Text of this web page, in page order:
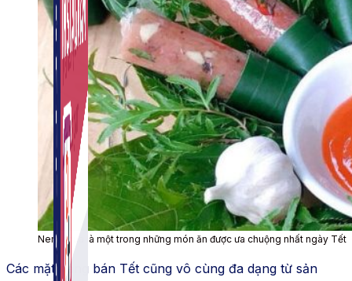
Nem chua là một trong những món ăn được ưa chuộng nhất ngày Tết
Các mặt hàng bán Tết cũng vô cùng đa dạng từ sản